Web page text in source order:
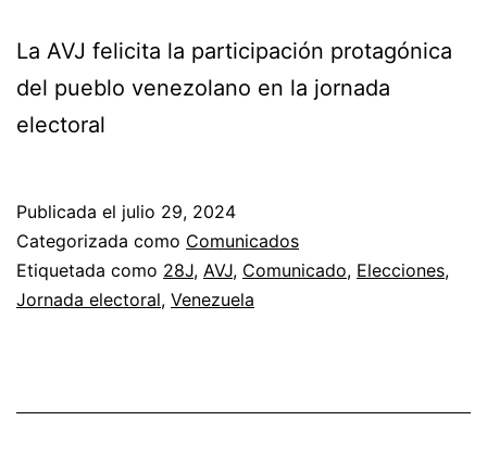
La AVJ felicita la participación protagónica
del pueblo venezolano en la jornada
electoral
Publicada el julio 29, 2024
Categorizada como Comunicados
Etiquetada como 28J, AVJ, Comunicado, Elecciones,
Jornada electoral, Venezuela